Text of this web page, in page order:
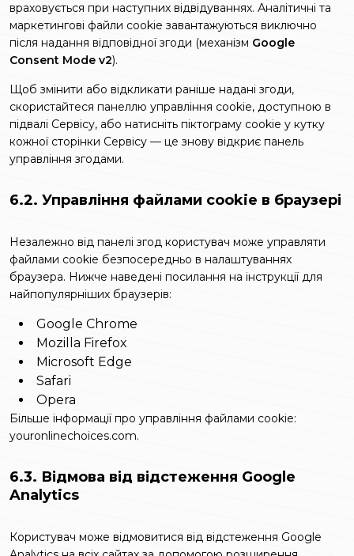
враховується при наступних відвідуваннях. Аналітичні та
маркетингові файли cookie завантажуються виключно
після надання відповідної згоди (механізм Google
Consent Mode v2).
Щоб змінити або відкликати раніше надані згоди,
скористайтеся панеллю управління cookie, доступною в
підвалі Сервісу, або натисніть піктограму cookie у кутку
кожної сторінки Сервісу — це знову відкриє панель
управління згодами.
6.2. Управління файлами cookie в браузері
Незалежно від панелі згод користувач може управляти
файлами cookie безпосередньо в налаштуваннях
браузера. Нижче наведені посилання на інструкції для
найпопулярніших браузерів:
Google Chrome
Mozilla Firefox
Microsoft Edge
Safari
Opera
Більше інформації про управління файлами cookie:
youronlinechoices.com.
6.3. Відмова від відстеження Google
Analytics
Користувач може відмовитися від відстеження Google